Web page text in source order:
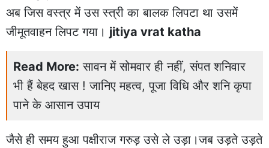
अब जिस वस्त्र में उस स्त्री का बालक लिपटा था उसमें
जीमूतवाहन लिपट गया। jitiya vrat katha
Read More: सावन में सोमवार ही नहीं, संपत शनिवार
भी हैं बेहद खास ! जानिए महत्व, पूजा विधि और शनि कृपा
पाने के आसान उपाय
जैसे ही समय हुआ पक्षीराज गरुड़ उसे ले उड़ा।जब उड़ते उड़ते